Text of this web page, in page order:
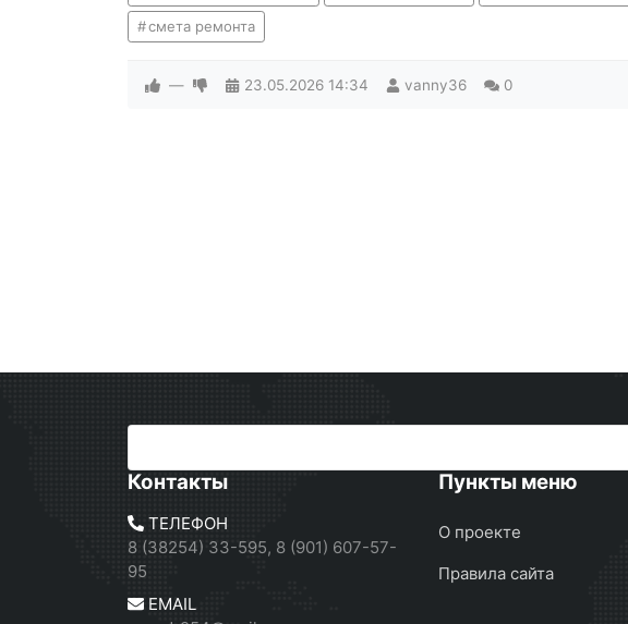
смета ремонта
— 23.05.2026 14:34 vanny36 0
Контакты
ТЕЛЕФОН
8 (38254) 33-595, 8 (901) 607-57-
95
EMAIL
Пункты меню
О проекте
Правила сайта